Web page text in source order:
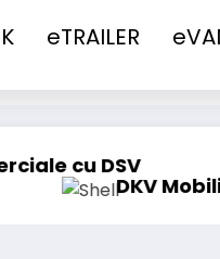
eTRAILER
în călătoriile
extind